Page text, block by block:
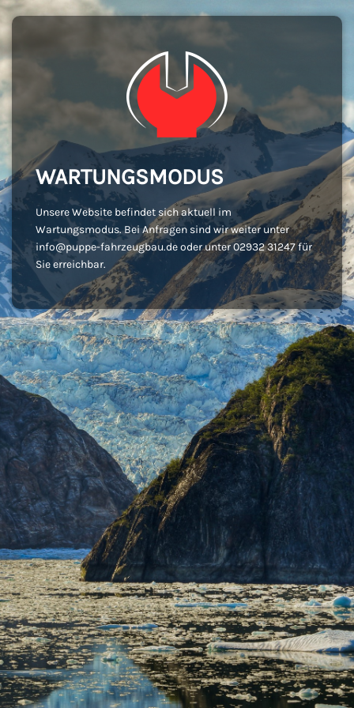
WARTUNGSMODUS
Unsere Website befindet sich aktuell im
Wartungsmodus. Bei Anfragen sind wir weiter unter
info@puppe-fahrzeugbau.de oder unter 02932 31247 für
Sie erreichbar.